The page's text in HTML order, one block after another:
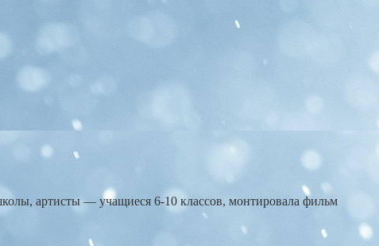
артисты — учащиеся 6-10 классов, монтировала фильм